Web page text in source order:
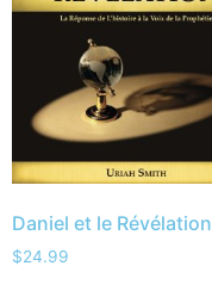
Daniel et le Révélation
$24.99